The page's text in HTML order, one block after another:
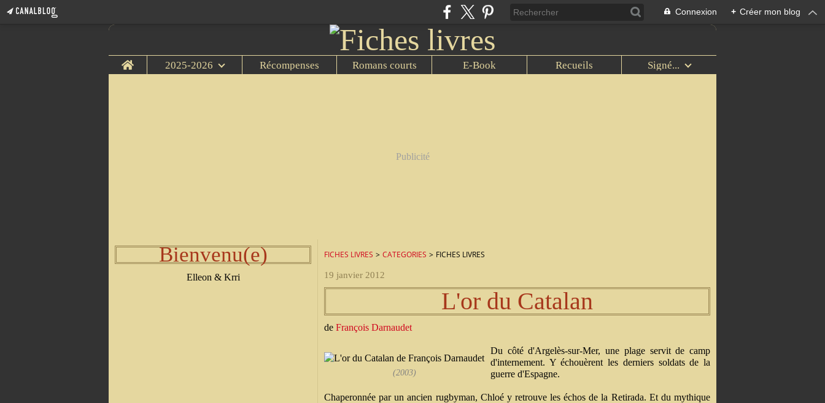
Connexion + Créer mon blog
Home 2025-2026 Récompenses Romans courts E-Book Recueils Signé...
Publicité
Bienvenu(e)
Elleon & Krri
FICHES LIVRES > CATEGORIES > FICHES LIVRES
19 janvier 2012
L'or du Catalan
de François Darnaudet
(2003)
Du côté d'Argelès-sur-Mer, une plage servit de camp
d'internement. Y échouèrent les derniers soldats de la
guerre d'Espagne.
Chaperonnée par un ancien rugbyman, Chloé y retrouve les échos de la Retirada. Et du mythique